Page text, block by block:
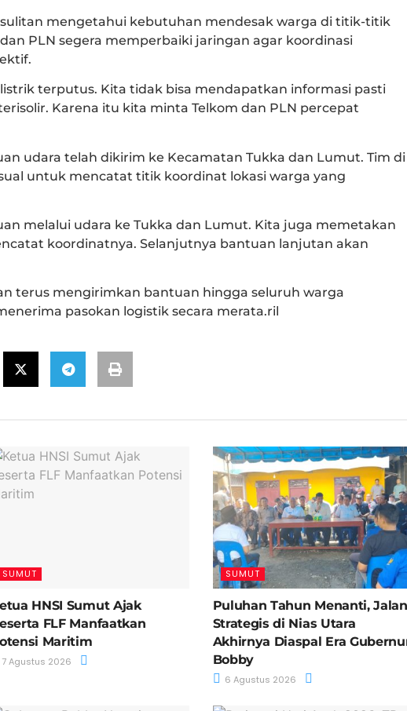
mengetahui kebutuhan mendesak warga di titik-titik
PLN segera memperbaiki jaringan agar koordinasi
terputus. Kita tidak bisa mendapatkan informasi pasti
Karena itu kita minta Telkom dan PLN percepat
udara telah dikirim ke Kecamatan Tukka dan Lumut. Tim di
untuk mencatat titik koordinat lokasi warga yang
melalui udara ke Tukka dan Lumut. Kita juga memetakan
koordinatnya. Selanjutnya bantuan lanjutan akan
terus mengirimkan bantuan hingga seluruh warga
pasokan logistik secara merata.ril
SUMUT
HNSI Sumut Ajak
FLF Manfaatkan
Maritim
7 Agustus 2026
SUMUT
Puluhan Tahun Menanti, Jalan
Strategis di Nias Utara
Akhirnya Diaspal Era
Bobby
6 Agustus 2026